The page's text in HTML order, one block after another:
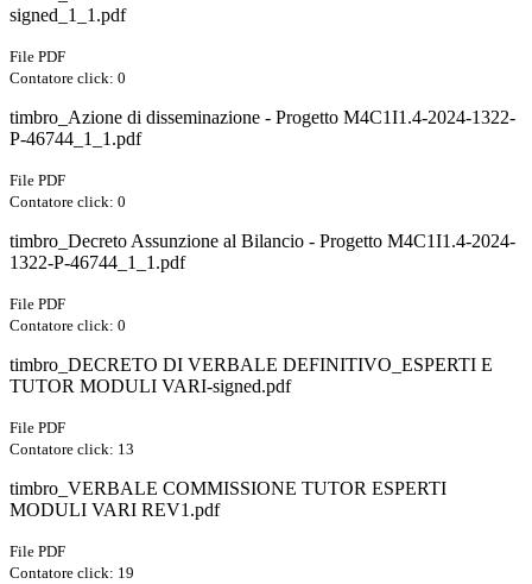
signed_1_1.pdf
File PDF
Contatore click: 0
timbro_Azione di disseminazione - Progetto M4C1I1.4-2024-1322-
P-46744_1_1.pdf
File PDF
Contatore click: 0
timbro_Decreto Assunzione al Bilancio - Progetto M4C1I1.4-2024-
1322-P-46744_1_1.pdf
File PDF
Contatore click: 0
timbro_DECRETO DI VERBALE DEFINITIVO_ESPERTI E
TUTOR MODULI VARI-signed.pdf
File PDF
Contatore click: 13
timbro_VERBALE COMMISSIONE TUTOR ESPERTI
MODULI VARI REV1.pdf
File PDF
Contatore click: 19